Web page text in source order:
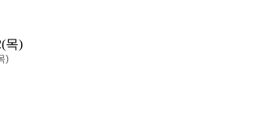
목)
)